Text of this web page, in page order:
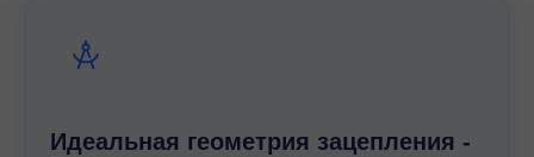
Идеальная геометрия зацепления -